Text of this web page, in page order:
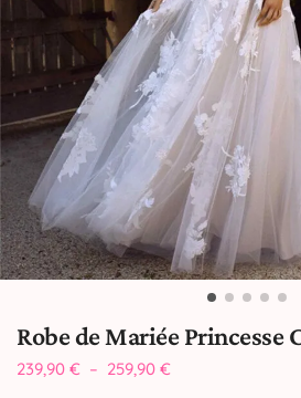
Robe de Mariée Princesse
239,90 € – 259,90 €